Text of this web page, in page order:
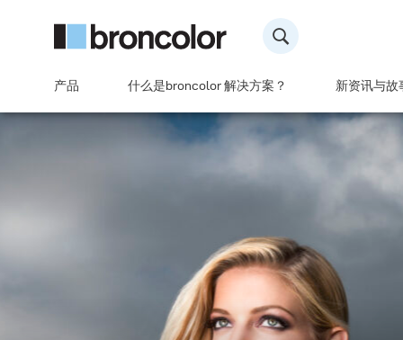
产品 什么是broncolor 解决方案？ 新资讯与故